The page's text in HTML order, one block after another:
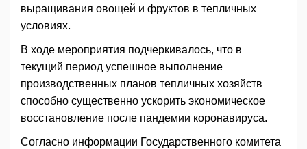
выращивания овощей и фруктов в тепличных
условиях.
В ходе мероприятия подчеркивалось, что в
текущий период успешное выполнение
производственных планов тепличных хозяйств
способно существенно ускорить экономическое
восстановление после пандемии коронавируса.
Согласно информации Государственного комитета